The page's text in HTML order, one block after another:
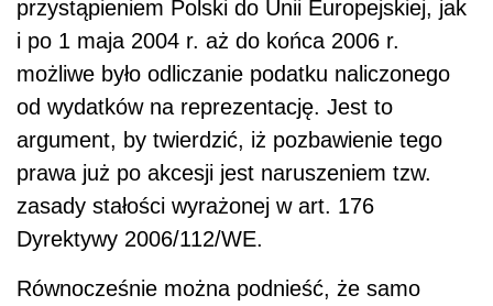
przystąpieniem Polski do Unii Europejskiej, jak
i po 1 maja 2004 r. aż do końca 2006 r.
możliwe było odliczanie podatku naliczonego
od wydatków na reprezentację. Jest to
argument, by twierdzić, iż pozbawienie tego
prawa już po akcesji jest naruszeniem tzw.
zasady stałości wyrażonej w art. 176
Dyrektywy 2006/112/WE.
Równocześnie można podnieść, że samo